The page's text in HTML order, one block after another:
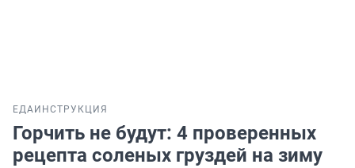
ЕДА ИНСТРУКЦИЯ
Горчить не будут: 4 проверенных
рецепта соленых груздей на зиму